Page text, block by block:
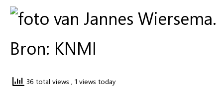
Bron: KNMI
36 total views , 1 views today